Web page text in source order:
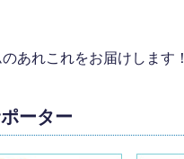
あれこれをお届けします！
ーター